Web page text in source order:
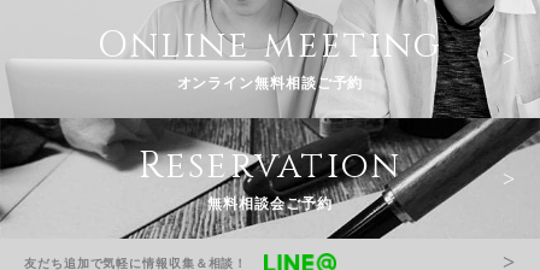
Online meeting
オンライン無料相談ご予約
Reservation
無料相談会ご予約
友だち追加で気軽に情報収集＆相談！